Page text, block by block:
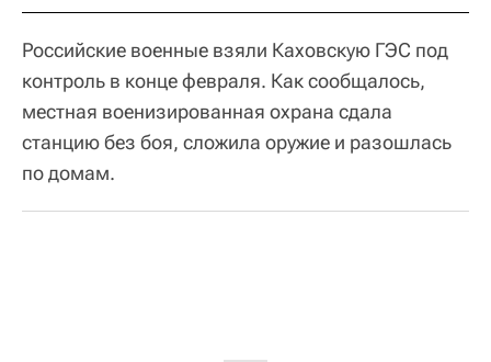
Российские военные взяли Каховскую ГЭС под
контроль в конце февраля. Как сообщалось,
местная военизированная охрана сдала
станцию без боя, сложила оружие и разошлась
по домам.